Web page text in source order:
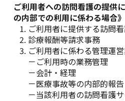
ご利用者への訪問看護の提供
の内部での利用に係わる場合》
ご利用者に提供する訪問
診療報酬等請求事務
ご利用者に係わる管理運営
－ご利用時の業務管理
－会計・経理
－医療事故等の内部的報告
－当該利用者の訪問看護